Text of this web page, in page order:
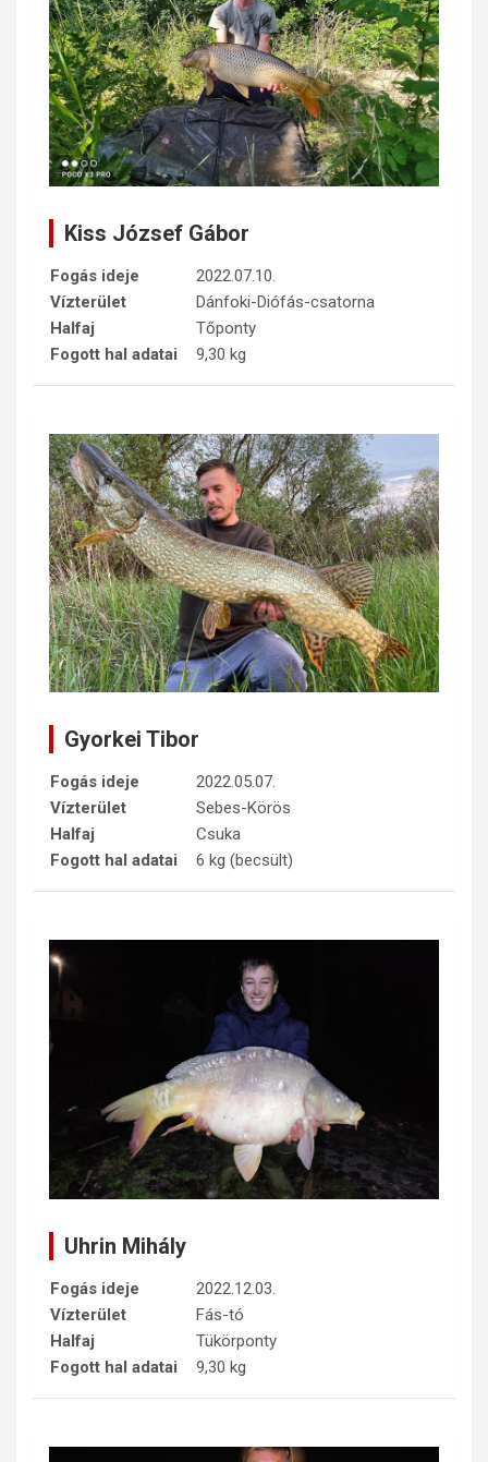
Kiss József Gábor
Fogás ideje
2022.07.10.
Vízterület
Dánfoki-Diófás-csatorna
Halfaj
Tőponty
Fogott hal adatai
9,30 kg
Gyorkei Tibor
Fogás ideje
2022.05.07.
Vízterület
Sebes-Körös
Halfaj
Csuka
Fogott hal adatai
6 kg (becsült)
Uhrin Mihály
Fogás ideje
2022.12.03.
Vízterület
Fás-tó
Halfaj
Tükörponty
Fogott hal adatai
9,30 kg